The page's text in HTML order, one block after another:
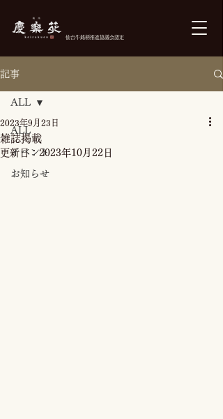
仙台牛銘柄推進協議会認定
記事
ALL
イベント
お知らせ
ALL
雑誌掲載
2023年9月23日
更新日：2023年10月22日